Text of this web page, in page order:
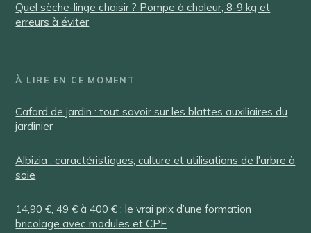
Quel sèche-linge choisir ? Pompe à chaleur, 8-9 kg et
erreurs à éviter
À LIRE EN CE MOMENT
Cafard de jardin : tout savoir sur les blattes auxiliaires du
jardinier
Albizia : caractéristiques, culture et utilisations de l'arbre à
soie
14,90 €, 49 € à 400 € : le vrai prix d’une formation
bricolage avec modules et CPF